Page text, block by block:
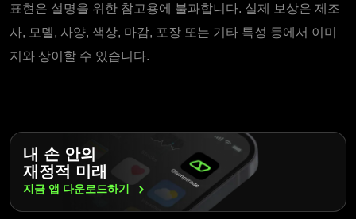
표현은 설명을 위한 참고용에 불과합니다. 실제 보상은 제조
사, 모델, 사양, 색상, 마감, 포장 또는 기타 특성 등에서 이미
지와 상이할 수 있습니다.
내 손 안의
재정적 미래
지금 앱 다운로드하기